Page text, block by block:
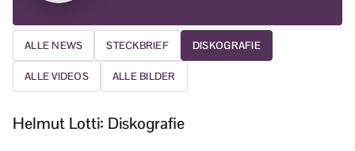
ALLE NEWS STECKBRIEF DISKOGRAFIE
ALLE VIDEOS ALLE BILDER
Helmut Lotti: Diskografie